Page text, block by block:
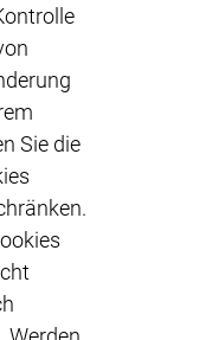
Sie die